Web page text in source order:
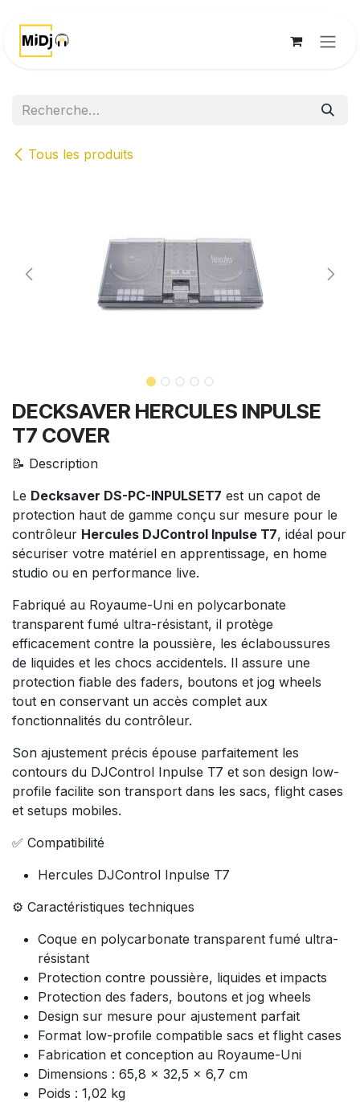
Tous les produits
DECKSAVER HERCULES INPULSE
T7 COVER
📝 Description
Le Decksaver DS-PC-INPULSET7 est un capot de
protection haut de gamme conçu sur mesure pour le
contrôleur Hercules DJControl Inpulse T7, idéal pour
sécuriser votre matériel en apprentissage, en home
studio ou en performance live.
Fabriqué au Royaume-Uni en polycarbonate
transparent fumé ultra-résistant, il protège
efficacement contre la poussière, les éclaboussures
de liquides et les chocs accidentels. Il assure une
protection fiable des faders, boutons et jog wheels
tout en conservant un accès complet aux
fonctionnalités du contrôleur.
Son ajustement précis épouse parfaitement les
contours du DJControl Inpulse T7 et son design low-
profile facilite son transport dans les sacs, flight cases
et setups mobiles.
✅ Compatibilité
Hercules DJControl Inpulse T7
⚙️ Caractéristiques techniques
Coque en polycarbonate transparent fumé ultra-
résistant
Protection contre poussière, liquides et impacts
Protection des faders, boutons et jog wheels
Design sur mesure pour ajustement parfait
Format low-profile compatible sacs et flight cases
Fabrication et conception au Royaume-Uni
Dimensions : 65,8 x 32,5 x 6,7 cm
Poids : 1,02 kg